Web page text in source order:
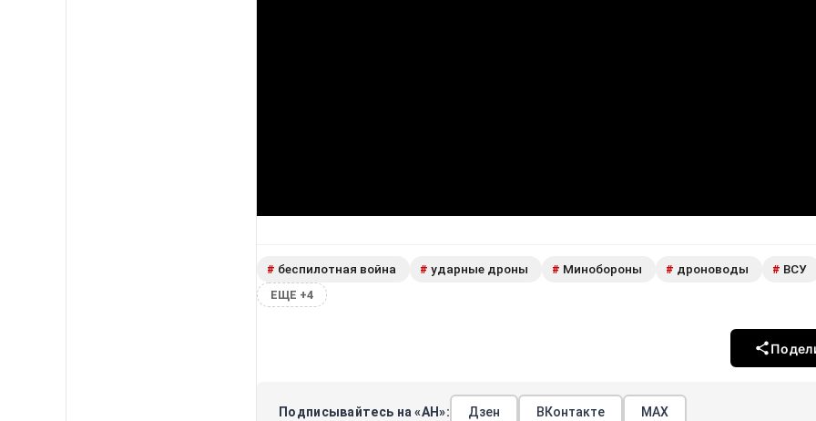
# беспилотная война # ударные дроны # Минобороны # дроноводы # ВСУ
ЕЩЕ +4
Подписывайтесь на «АН»: Дзен ВКонтакте МАХ